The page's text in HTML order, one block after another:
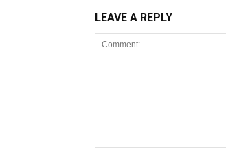
LEAVE A REPLY